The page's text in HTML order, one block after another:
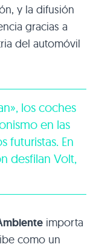
y la difusión
gracias a
del automóvil
los coches
en las
futuristas. En
desfilan Volt,
importa
como un